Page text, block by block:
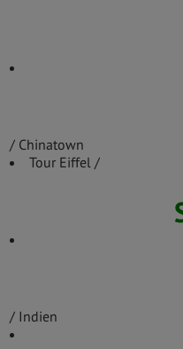
/ Chinatown
Tour Eiffel /
/ Indien